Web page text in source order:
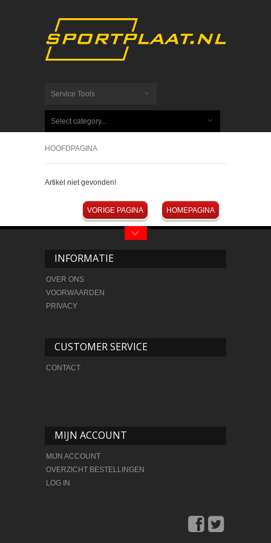
Service Tools
Select category...
HOOFDPAGINA
Artikel niet gevonden!
HOMEPAGINA
VORIGE PAGINA
INFORMATIE
OVER ONS
VOORWAARDEN
PRIVACY
CUSTOMER SERVICE
CONTACT
MIJN ACCOUNT
MIJN ACCOUNT
OVERZICHT BESTELLINGEN
LOG IN